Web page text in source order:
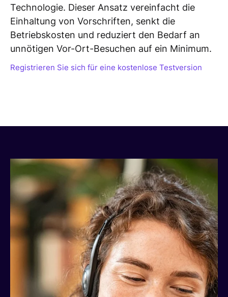
Technologie. Dieser Ansatz vereinfacht die
Einhaltung von Vorschriften, senkt die
Betriebskosten und reduziert den Bedarf an
unnötigen Vor-Ort-Besuchen auf ein Minimum.
Registrieren Sie sich für eine kostenlose Testversion